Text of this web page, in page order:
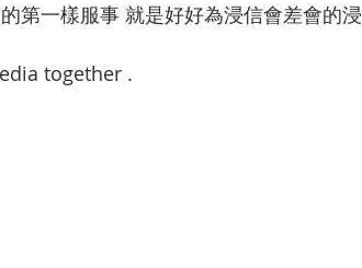
Art 叉能廚
第一樣服事 就是好好為浸信會差會的
together .